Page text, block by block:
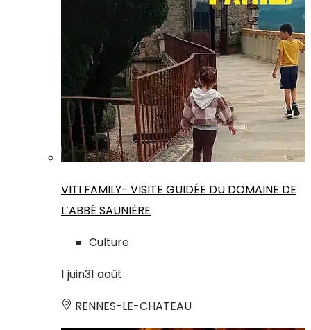
VITI FAMILY- VISITE GUIDÉE DU DOMAINE DE
L’ABBÉ SAUNIÈRE
Culture
1 juin31 août
RENNES-LE-CHATEAU